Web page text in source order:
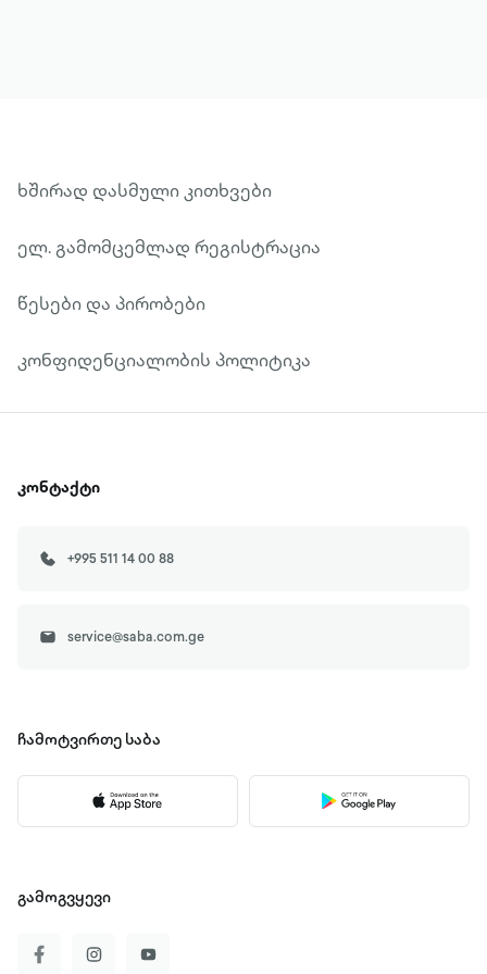
მისტერიითაა შეპყრობილი.
ხშირად დასმული კითხვები
ელ. გამომცემლად რეგისტრაცია
წესები და პირობები
კონფიდენციალობის პოლიტიკა
კონტაქტი
+995 511 14 00 88
service@saba.com.ge
ჩამოტვირთე საბა
გამოგვყევი